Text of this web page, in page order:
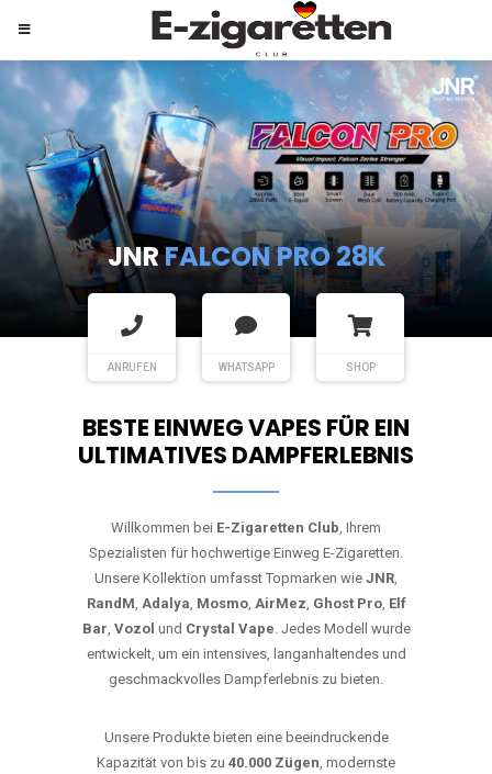
JNRSHISHA HOOKAH MAX
ANRUFEN WHATSAPP SHOP
BESTE EINWEG VAPES FÜR EIN
ULTIMATIVES DAMPFERLEBNIS
Willkommen bei E-Zigaretten Club, Ihrem
Spezialisten für hochwertige Einweg E-Zigaretten.
Unsere Kollektion umfasst Topmarken wie JNR,
RandM, Adalya, Mosmo, AirMez, Ghost Pro, Elf
Bar, Vozol und Crystal Vape. Jedes Modell wurde
entwickelt, um ein intensives, langanhaltendes und
geschmackvolles Dampferlebnis zu bieten.
Unsere Produkte bieten eine beeindruckende
Kapazität von bis zu 40.000 Zügen, modernste